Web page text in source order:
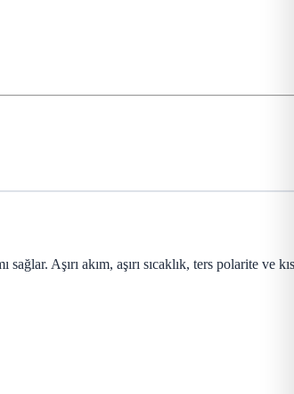
Aşırı akım, aşırı sıcaklık, ters polarite ve